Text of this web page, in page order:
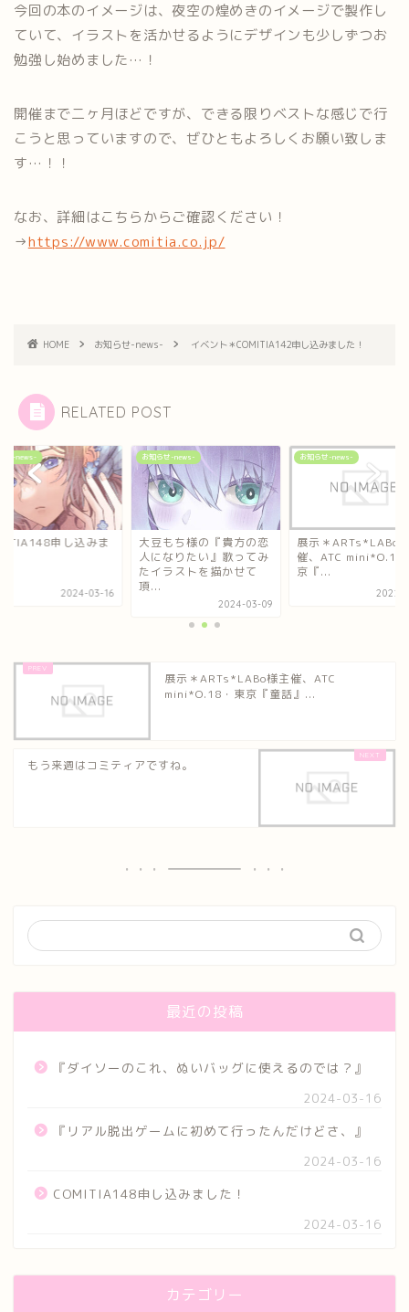
今回の本のイメージは、夜空の煌めきのイメージで製作し
ていて、イラストを活かせるようにデザインも少しずつお
勉強し始めました…！
開催まで二ヶ月ほどですが、できる限りベストな感じで行
こうと思っていますので、ぜひともよろしくお願い致しま
す…！！
なお、詳細はこちらからご確認ください！
→https://www.comitia.co.jp/
HOME お知らせ-news- イベント＊COMITIA142申し込みました！
RELATED POST
せ-news-
申し込みま
2024-03-16
お知らせ-news-
大豆もち様の『貴方の恋
人になりたい』歌ってみ
たイラストを描かせて
頂...
2024-03-09
お知らせ-news-
展示＊ARTs*LABo
催、ATC mini*O.18
京『...
2022-
展示＊ARTs*LABo様主催、ATC
mini*O.18・東京『童話』...
もう来週はコミティアですね。
最近の投稿
『ダイソーのこれ、ぬいバッグに使えるのでは？』
2024-03-16
『リアル脱出ゲームに初めて行ったんだけどさ、』
2024-03-16
COMITIA148申し込みました！
2024-03-16
カテゴリー